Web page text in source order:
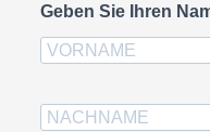
Geben Sie Ihren